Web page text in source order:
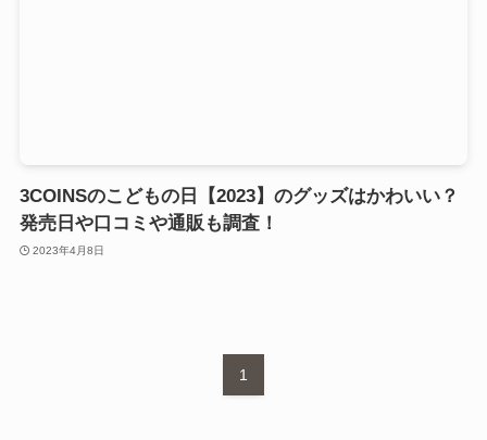
3COINSのこどもの日【2023】のグッズはかわいい？
発売日や口コミや通販も調査！
2023年4月8日
1